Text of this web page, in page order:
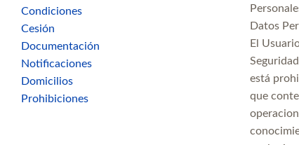
Condiciones
Cesión
Documentación
Notificaciones
Domicilios
Prohibiciones
Datos
El
está
que